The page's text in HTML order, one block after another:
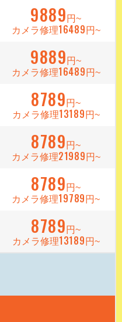
9889 円~
カメラ修理16489 円~
9889 円~
カメラ修理16489 円~
8789 円~
カメラ修理13189 円~
8789 円~
カメラ修理21989 円~
8789 円~
カメラ修理19789 円~
8789 円~
カメラ修理13189 円~